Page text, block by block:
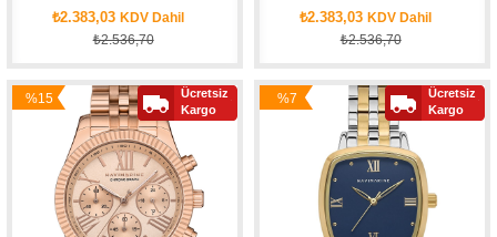
₺2.383,03 KDV Dahil
₺2.536,70
₺2.383,03 KDV Dahil
₺2.536,70
%15
Ücretsiz
Kargo
Yeni
%7
Ücretsiz
Kargo